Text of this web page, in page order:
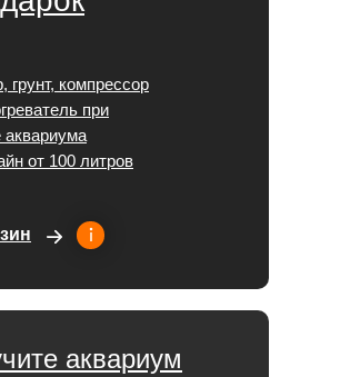
аквариум
грунт, компрессор
при
аквариума
от 100 литров